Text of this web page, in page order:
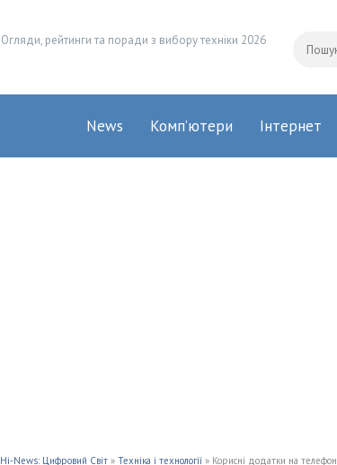
Огляди, рейтинги та поради з вибору техніки 2026
News Комп’ютери Інтернет
Hi-News: Цифровий Світ » Техніка і технології » Корисні додатки на